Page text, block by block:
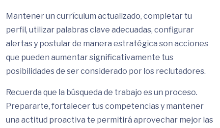
Mantener un currículum actualizado, completar tu
perfil, utilizar palabras clave adecuadas, configurar
alertas y postular de manera estratégica son acciones
que pueden aumentar significativamente tus
posibilidades de ser considerado por los reclutadores.
Recuerda que la búsqueda de trabajo es un proceso.
Prepararte, fortalecer tus competencias y mantener
una actitud proactiva te permitirá aprovechar mejor las